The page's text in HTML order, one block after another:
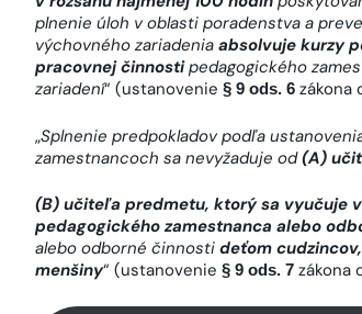
plnenie úloh v oblasti poradenstva a
výchovného zariadenia absolvuje kurzy
pracovnej činnostipedagogického
zariadení“ (ustanovenie § 9 ods. 6 zákona
„Splnenie predpokladov podľa
zamestnancoch sa nevyžaduje od(A)
(B) učiteľa predmetu, ktorý sa vyučuje
pedagogického zamestnanca alebo
alebo odborné činnosti deťom
menšiny“ (ustanovenie § 9 ods. 7 zákona